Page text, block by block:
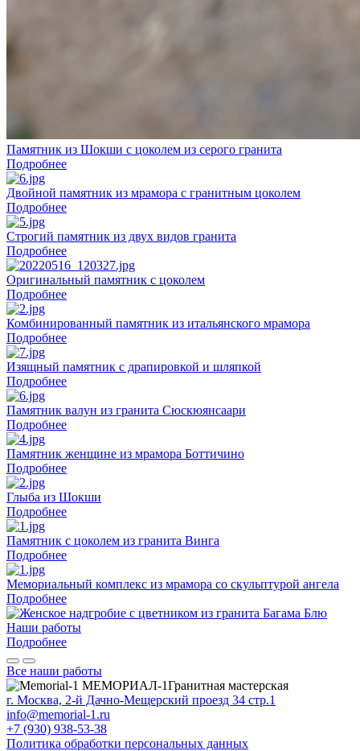
Памятник из Шокши с цоколем из серого гранита
Подробнее
Двойной памятник из мрамора с гранитным цоколем
Подробнее
Строгий памятник из двух видов гранита
Подробнее
Оригинальный памятник с цоколем
Подробнее
Комбинированный памятник из итальянского мрамора
Подробнее
Изящный памятник с драпировкой и шляпкой
Подробнее
Памятник валун из гранита Сюскюянсаари
Подробнее
Памятник женщине из мрамора Боттичино
Подробнее
Глыба из Шокши
Подробнее
Памятник с цоколем из гранита Винга
Подробнее
Мемориальный комплекс из мрамора со скульптурой ангела
Подробнее
Наши работы
Подробнее
Все наши работы
МЕМОРИАЛ-1Гранитная мастерская
г. Москва, 2-й Дачно-Мещерский проезд 34 стр.1
info@memorial-1.ru
+7 (930) 938-53-38
Политика обработки персональных данных